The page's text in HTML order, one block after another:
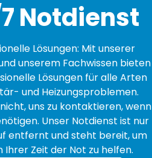
Notdienst
Lösungen: Mit unserer
unserem Fachwissen bieten
Lösungen für alle Arten
und Heizungsproblemen.
uns zu kontaktieren, wenn
Unser Notdienst ist nur
entfernt und steht bereit, um
Ihrer Zeit der Not zu helfen.